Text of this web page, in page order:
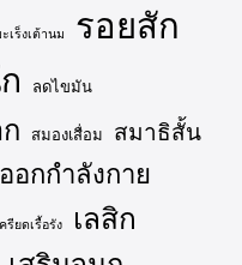
เร็งเต้านม รอยสัก
ลดไขมัน
สมองเสื่อม สมาธิสั้น
ออกกำลังกาย
รียดเรื้อรัง เลสิก